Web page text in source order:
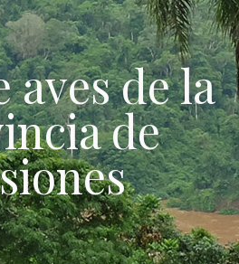
aves de la
de